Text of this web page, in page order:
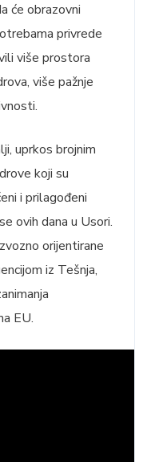
će obrazovni
privrede
više prostora
više pažnje
uprkos brojnim
koji su
i prilagođeni
ovih dana u Usori.
orijentirane
iz Tešnja,
EU.